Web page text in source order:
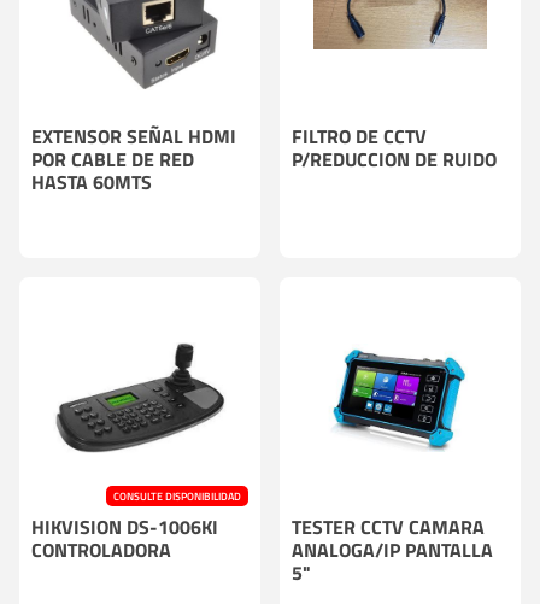
EXTENSOR SEÑAL HDMI
POR CABLE DE RED
HASTA 60MTS
FILTRO DE CCTV
P/REDUCCION DE RUIDO
CONSULTE DISPONIBILIDAD
HIKVISION DS-1006KI
CONTROLADORA
TESTER CCTV CAMARA
ANALOGA/IP PANTALLA
5"